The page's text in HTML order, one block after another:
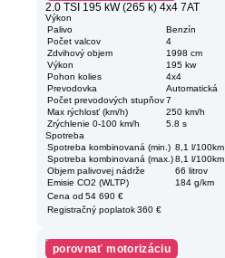
2.0 TSI 195 kW (265 k) 4x4 7AT
Výkon
Palivo
Benzín
Počet valcov
4
Zdvihový objem
1998 cm
Výkon
195 kw
Pohon kolies
4x4
Prevodovka
Automatická
Počet prevodových stupňov 7
Max rýchlosť (km/h)
250 km/h
Zrýchlenie 0-100 km/h
5.8 s
Spotreba
Spotreba kombinovaná (min.) 8,1 l/100km
Spotreba kombinovaná (max.) 8,1 l/100km
Objem palivovej nádrže
66 litrov
Emisie CO2 (WLTP)
184 g/km
Cena od 54 690 €
Registračný poplatok 360 €
porovnať motorizáciu